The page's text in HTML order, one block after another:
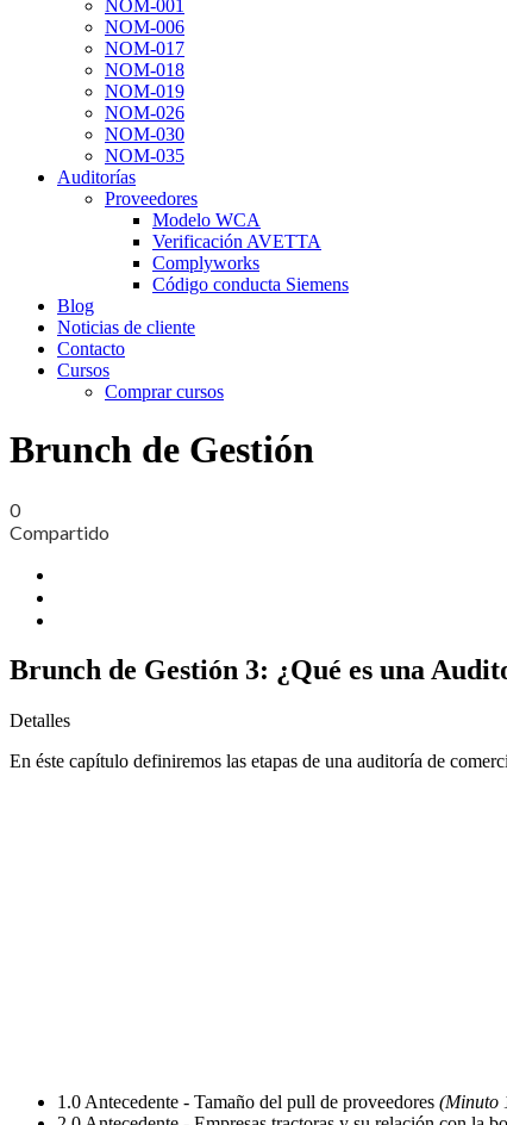
NOM-001
NOM-006
NOM-017
NOM-018
NOM-019
NOM-026
NOM-030
NOM-035
Auditorías
Proveedores
Modelo WCA
Verificación AVETTA
Complyworks
Código conducta Siemens
Blog
Noticias de cliente
Contacto
Cursos
Comprar cursos
Brunch de Gestión
0
Compartido
Brunch de Gestión 3: ¿Qué es una
Detalles
En éste capítulo definiremos las etapas de una auditoría de
1.0 Antecedente - Tamaño del pull de proveedores (Minuto